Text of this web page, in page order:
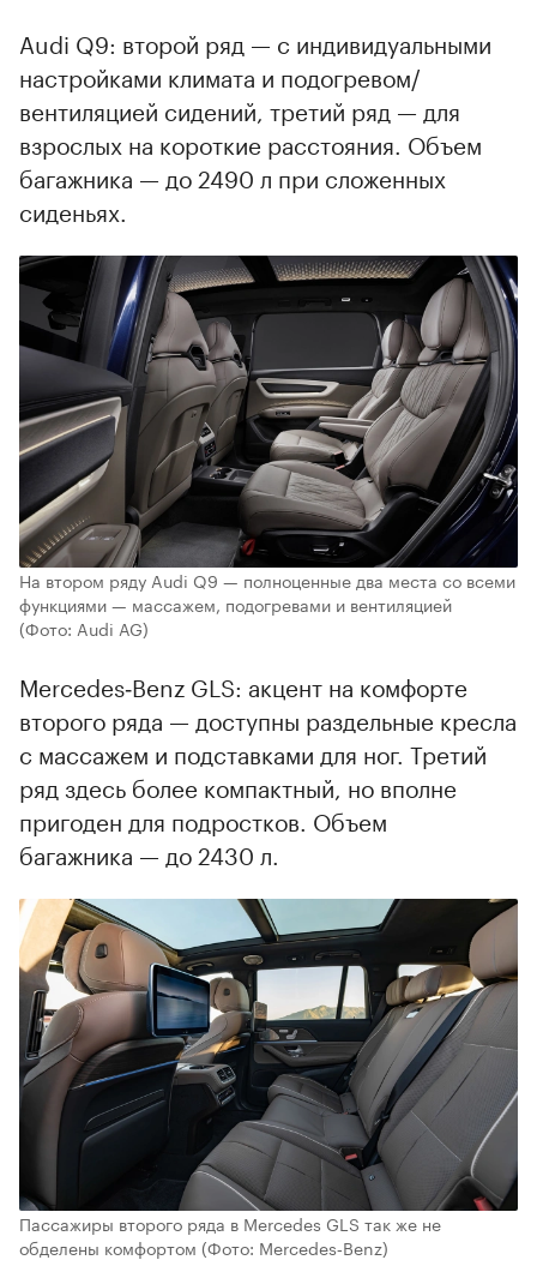
Audi Q9: второй ряд — с индивидуальными
настройками климата и подогревом/
вентиляцией сидений, третий ряд — для
взрослых на короткие расстояния. Объем
багажника — до 2490 л при сложенных
сиденьях.
На втором ряду Audi Q9 — полноценные два места со всеми
функциями — массажем, подогревами и вентиляцией
(Фото: Audi AG)
Mercedes‑Benz GLS: акцент на комфорте
второго ряда — доступны раздельные кресла
с массажем и подставками для ног. Третий
ряд здесь более компактный, но вполне
пригоден для подростков. Объем
багажника — до 2430 л.
Пассажиры второго ряда в Mercedes GLS так же не
обделены комфортом (Фото: Mercedes‑Benz)